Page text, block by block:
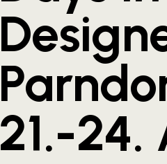
21.-24.